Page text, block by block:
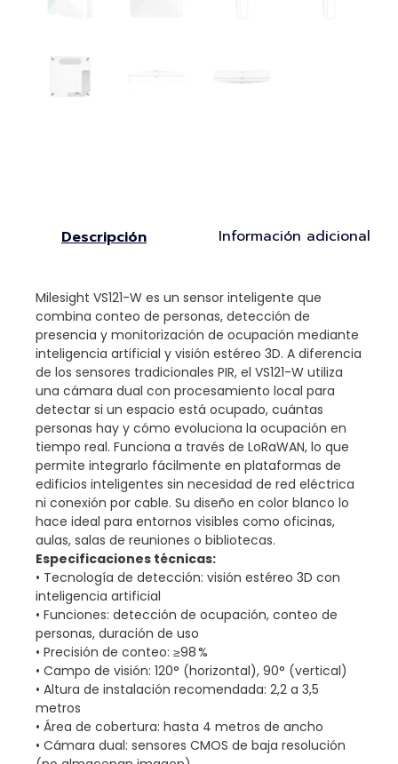
Descripción Información adicional
Milesight VS121-W es un sensor inteligente que
combina conteo de personas, detección de
presencia y monitorización de ocupación mediante
inteligencia artificial y visión estéreo 3D. A diferencia
de los sensores tradicionales PIR, el VS121-W utiliza
una cámara dual con procesamiento local para
detectar si un espacio está ocupado, cuántas
personas hay y cómo evoluciona la ocupación en
tiempo real. Funciona a través de LoRaWAN, lo que
permite integrarlo fácilmente en plataformas de
edificios inteligentes sin necesidad de red eléctrica
ni conexión por cable. Su diseño en color blanco lo
hace ideal para entornos visibles como oficinas,
aulas, salas de reuniones o bibliotecas.
Especificaciones técnicas:
• Tecnología de detección: visión estéreo 3D con
inteligencia artificial
• Funciones: detección de ocupación, conteo de
personas, duración de uso
• Precisión de conteo: ≥98 %
• Campo de visión: 120° (horizontal), 90° (vertical)
• Altura de instalación recomendada: 2,2 a 3,5
metros
• Área de cobertura: hasta 4 metros de ancho
• Cámara dual: sensores CMOS de baja resolución